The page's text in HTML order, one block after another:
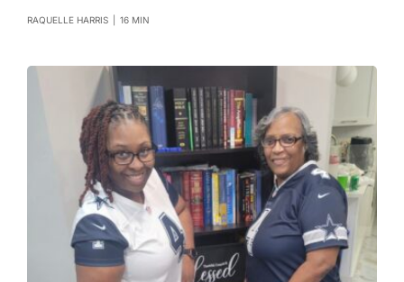
RAQUELLE HARRIS 16 MIN